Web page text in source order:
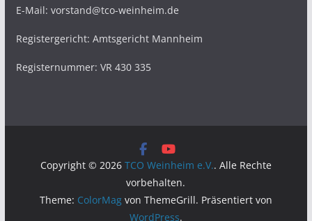
E-Mail: vorstand@tco-weinheim.de
Registergericht: Amtsgericht Mannheim
Registernummer: VR 430 335
Copyright © 2026 TCO Weinheim e.V.. Alle Rechte
vorbehalten.
Theme: ColorMagvon ThemeGrill. Präsentiert von
WordPress.